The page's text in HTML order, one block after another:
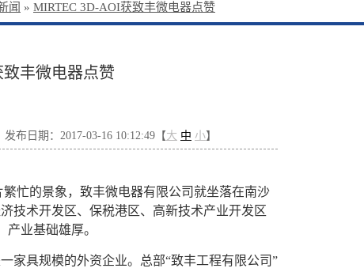
闻 » MIRTEC 3D-AOI获致丰微电器点赞
丰微电器点赞
发布日期：2017-03-16 10:12:49【大 中 小】
忙的景象，致丰微电器有限公司就坐落在南沙
技术开发区、保税港区、高新技术产业开发区
业基础雄厚。
家具规模的外资企业。总部“致丰工程有限公司”